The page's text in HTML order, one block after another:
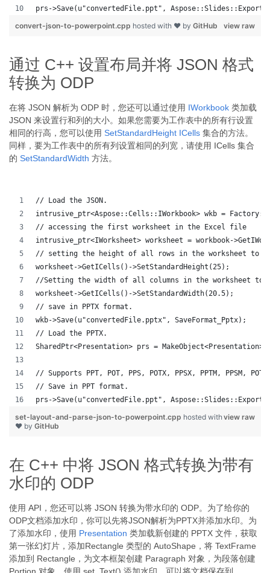
prs->Save(u"convertedFile.ppt",
view raw
convert-json-to-powerpoint.cpp hosted with ❤ by GitHub
通过 C++ 设置布局并将 JSON 格式
转换为 ODP
在将 JSON 解析为 ODP 时，您还可以通过使用 IWorkbook 类加载
JSON 来设置行和列的大小。如果您需要为工作表中的所有行设置
相同的行高，您可以使用 SetStandardHeight ICells 集合的方法。
同样，要为工作表中的所有列设置相同的列宽，请使用 ICells 集合
的 SetStandardWidth 方法。
// Load the JSON.
intrusive_ptr<Aspose::Cells::IWorkbook> wkb =
// accessing the first worksheet in the Excel file
intrusive_ptr<IWorksheet> worksheet = workbook-
// setting the height of all rows in the worksheet to
worksheet->GetICells()->SetStandardHeight(25);
//Setting the width of all columns in the worksheet to
worksheet->GetICells()->SetStandardWidth(20.5);
// save in PPTX format.
wkb->Save(u"convertedFile.pptx", SaveFormat_Pptx);
// Load the PPTX.
SharedPtr<Presentation> prs =
// Supports PPT, POT, PPS, POTX, PPSX, PPTM, PPSM,
// Save in PPT format.
prs->Save(u"convertedFile.ppt",
view raw
set-layout-and-parse-json-to-powerpoint.cpp hosted with
❤ by GitHub
在 C++ 中将 JSON 格式转换为带有
水印的 ODP
使用 API，您还可以将 JSON 转换为带水印的 ODP。为了给你的
ODP文档添加水印，你可以先将JSON解析为PPTX并添加水印。为
了添加水印，使用 Presentation 类加载新创建的 PPTX 文件，获取
第一张幻灯片，添加Rectangle 类型的 AutoShape，将 TextFrame
添加到 Rectangle，为文本框架创建 Paragraph 对象，为段落创建